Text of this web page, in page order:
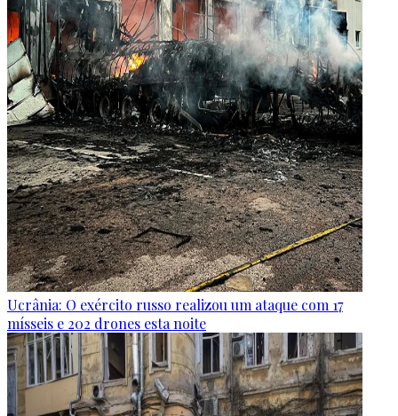
Ucrânia: O exército russo realizou um ataque com 17
mísseis e 202 drones esta noite